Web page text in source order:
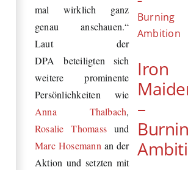
mal wirklich ganz
genau anschauen.“
Laut der
DPA beteiligten sich
weitere prominente
Persönlichkeiten wie
Anna Thalbach,
Rosalie Thomass und
Marc Hosemann an der
Aktion und setzten mit
Iron
–